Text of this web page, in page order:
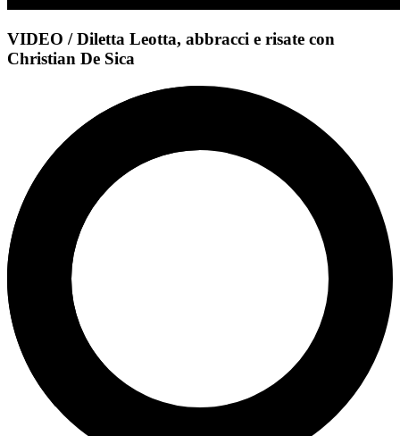
VIDEO / Diletta Leotta, abbracci e risate con
Christian De Sica